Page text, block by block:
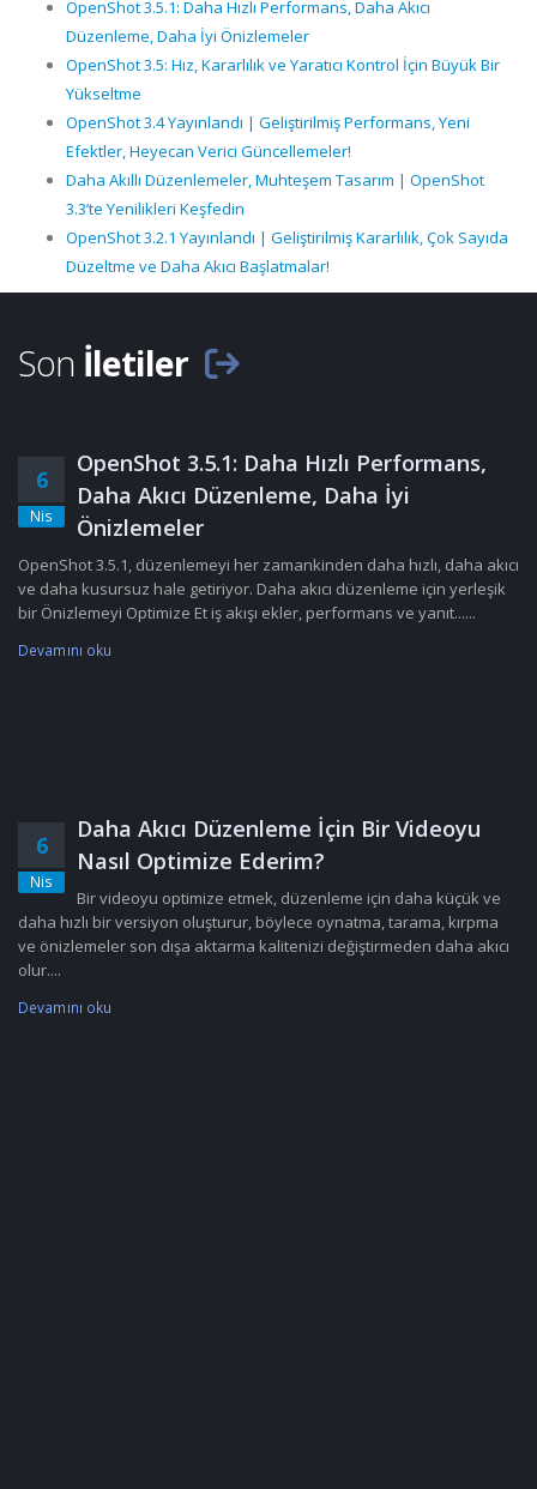
OpenShot 3.5.1: Daha Hızlı Performans, Daha Akıcı
Düzenleme, Daha İyi Önizlemeler
OpenShot 3.5: Hız, Kararlılık ve Yaratıcı Kontrol İçin Büyük Bir
Yükseltme
OpenShot 3.4 Yayınlandı | Geliştirilmiş Performans, Yeni
Efektler, Heyecan Verici Güncellemeler!
Daha Akıllı Düzenlemeler, Muhteşem Tasarım | OpenShot
3.3’te Yenilikleri Keşfedin
OpenShot 3.2.1 Yayınlandı | Geliştirilmiş Kararlılık, Çok Sayıda
Düzeltme ve Daha Akıcı Başlatmalar!
Son İletiler
6
Nis
OpenShot 3.5.1: Daha Hızlı Performans,
Daha Akıcı Düzenleme, Daha İyi
Önizlemeler
OpenShot 3.5.1, düzenlemeyi her zamankinden daha hızlı, daha akıcı
ve daha kusursuz hale getiriyor. Daha akıcı düzenleme için yerleşik
bir Önizlemeyi Optimize Et iş akışı ekler, performans ve yanıt......
Devamını oku
6
Nis
Daha Akıcı Düzenleme İçin Bir Videoyu
Nasıl Optimize Ederim?
Bir videoyu optimize etmek, düzenleme için daha küçük ve
daha hızlı bir versiyon oluşturur, böylece oynatma, tarama, kırpma
ve önizlemeler son dışa aktarma kalitenizi değiştirmeden daha akıcı
olur....
Devamını oku